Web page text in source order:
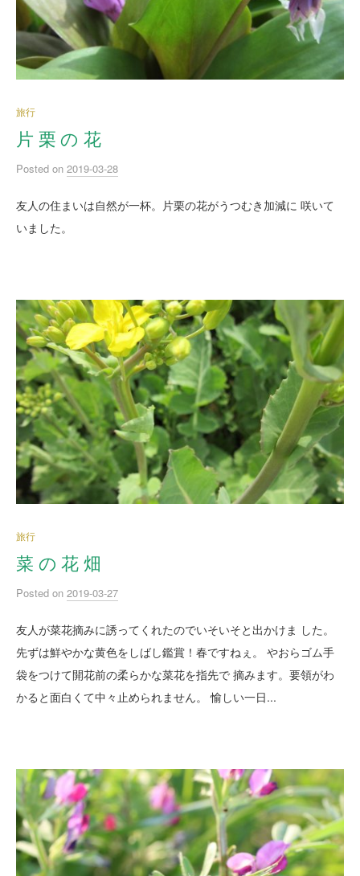
旅行
片 栗 の 花
Posted on 2019-03-28
友人の住まいは自然が一杯。片栗の花がうつむき加減に 咲いて
いました。
旅行
菜 の 花 畑
Posted on 2019-03-27
友人が菜花摘みに誘ってくれたのでいそいそと出かけま した。
先ずは鮮やかな黄色をしばし鑑賞！春ですねぇ。 やおらゴム手
袋をつけて開花前の柔らかな菜花を指先で 摘みます。要領がわ
かると面白くて中々止められません。 愉しい一日...